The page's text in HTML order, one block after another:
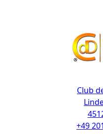
Club
+49